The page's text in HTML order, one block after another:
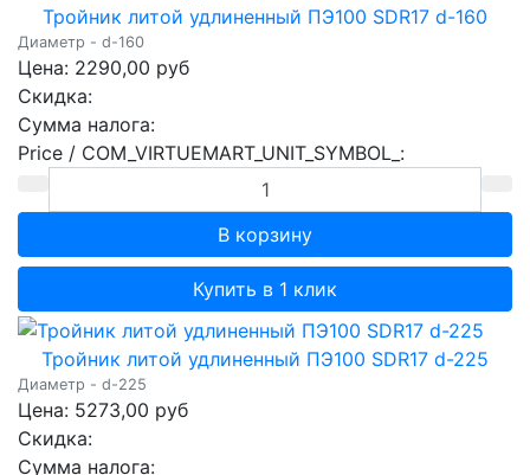
Тройник литой удлиненный ПЭ100 SDR17 d-160
Диаметр - d-160
Цена: 2290,00 руб
Скидка:
Сумма налога:
Price / COM_VIRTUEMART_UNIT_SYMBOL_:
Купить в 1 клик
Тройник литой удлиненный ПЭ100 SDR17 d-225
Диаметр - d-225
Цена: 5273,00 руб
Скидка:
Сумма налога: